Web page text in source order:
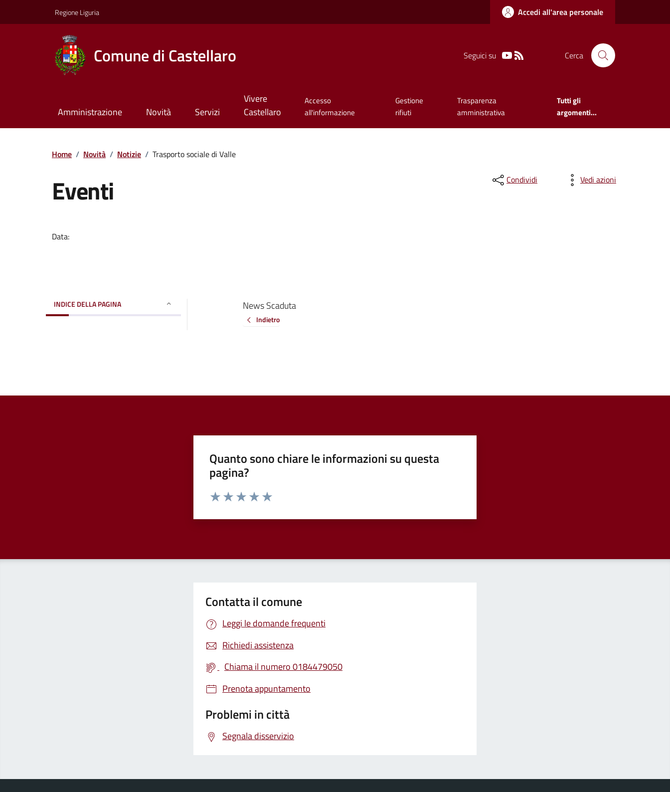
Regione Liguria Accedi all'area personale
Comune di Castellaro Seguici su Cerca
Amministrazione Novità Servizi
Vivere
Castellaro
Accesso
all'informazione
Gestione
rifiuti
Trasparenza
amministrativa
Tutti gli
argomenti...
Home / Novità / Notizie / Trasporto sociale di Valle
Eventi
Data:
Condividi Vedi azioni
INDICE DELLA PAGINA News Scaduta
Indietro
Quanto sono chiare le informazioni su questa
pagina?
Valuta da 1 a 5 stelle la pagina
Contatta il comune
Leggi le domande frequenti
Richiedi assistenza
Chiama il numero 0184479050
Prenota appuntamento
Problemi in città
Segnala disservizio